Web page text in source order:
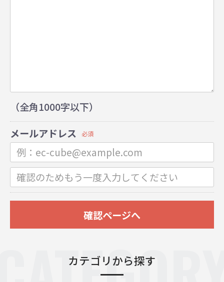
（全角1000字以下）
メールアドレス
必須
確認ページへ
カテゴリから探す